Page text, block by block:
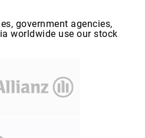
government agencies,
worldwide use our stock